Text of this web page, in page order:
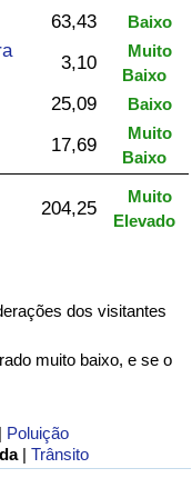
63,43 Baixo
3,10
Muito
Baixo
25,09 Baixo
17,69
Muito
Baixo
204,25
Muito
Elevado
dos visitantes
muito baixo, e se o
| Poluição
|Trânsito